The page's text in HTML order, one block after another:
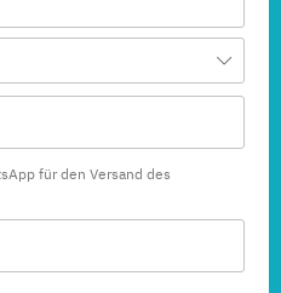
für den Versand des